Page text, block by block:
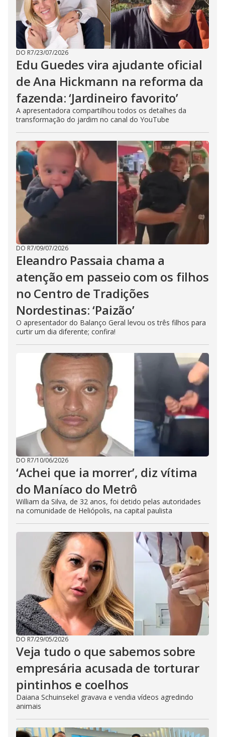
DO R7/23/07/2026
Edu Guedes vira ajudante oficial
de Ana Hickmann na reforma da
fazenda: ‘Jardineiro favorito’
A apresentadora compartilhou todos os detalhes da
transformação do jardim no canal do YouTube
DO R7/09/07/2026
Eleandro Passaia chama a
atenção em passeio com os filhos
no Centro de Tradições
Nordestinas: ‘Paizão’
O apresentador do Balanço Geral levou os três filhos para
curtir um dia diferente; confira!
DO R7/10/06/2026
‘Achei que ia morrer’, diz vítima
do Maníaco do Metrô
William da Silva, de 32 anos, foi detido pelas autoridades
na comunidade de Heliópolis, na capital paulista
DO R7/29/05/2026
Veja tudo o que sabemos sobre
empresária acusada de torturar
pintinhos e coelhos
Daiana Schuinsekel gravava e vendia vídeos agredindo
animais